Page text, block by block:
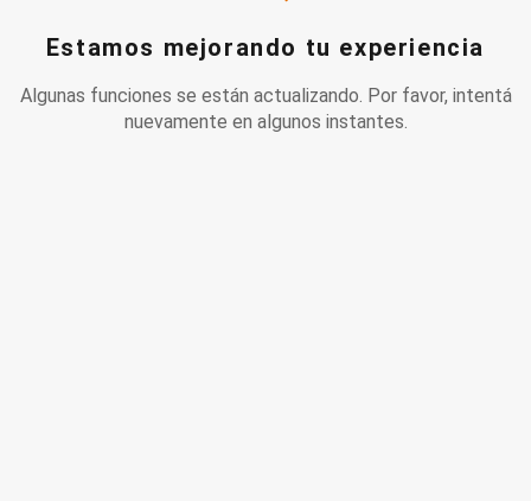
Estamos mejorando tu experiencia
Algunas funciones se están actualizando. Por favor, intentá
nuevamente en algunos instantes.